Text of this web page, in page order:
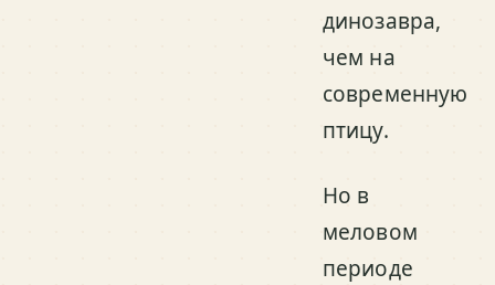
динозавра,
чем на
современную
птицу.
Но в
меловом
периоде